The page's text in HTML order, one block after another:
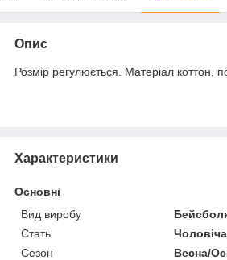
Опис
Розмір регулюється. Матеріал коттон,
Характеристики
Основні
Вид виробу
Стать
Чоловіча
Сезон
Весна/